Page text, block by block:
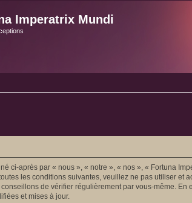
Imperatrix Mundi
ci-après par « nous », « notre », « nos », « Fortuna
les conditions suivantes, veuillez ne pas utiliser
de vérifier régulièrement par vous-même.
et mises à jour.